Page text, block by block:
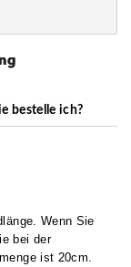
bestelle ich?
Wenn Sie
bei der
ist 20cm.